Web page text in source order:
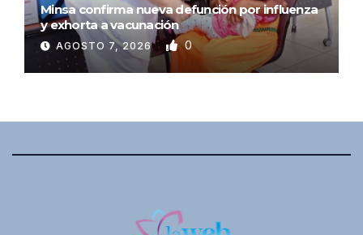
Minsa confirma nueva defunción por influenza
y exhorta a vacunación
AGOSTO 7, 2026 0